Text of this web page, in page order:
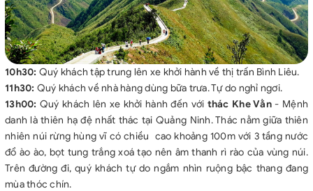
10h30: Quý khách tập trung lên xe khởi hành về thị trấn Bình Liêu.
11h30: Quý khách về nhà hàng dùng bữa trưa. Tự do nghỉ ngơi.
13h00: Quý khách lên xe khởi hành đến với thác Khe Vằn - Mệnh
danh là thiên hạ đệ nhất thác tại Quảng Ninh. Thác nằm giữa thiên
nhiên núi rừng hùng vĩ có chiều cao khoảng 100m với 3 tầng nước
đổ ào ào, bọt tung trắng xoá tạo nên âm thanh rì rào của vùng núi.
Trên đường đi, quý khách tự do ngắm nhìn ruộng bậc thang đang
mùa thóc chín.